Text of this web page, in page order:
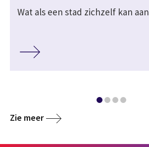
Wat als een stad zichzelf kan
Zie meer